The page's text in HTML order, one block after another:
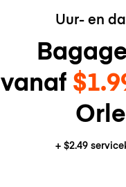
Uur- en
vanaf
+ $2.49